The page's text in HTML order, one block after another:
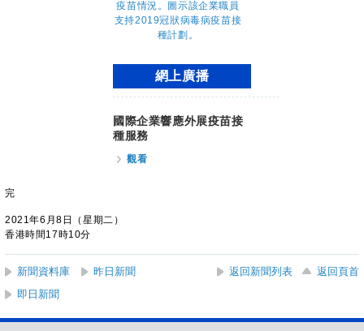
網上廣播
國際企業響應外展疫苗接
種服務
觀看
完
2021年6月8日（星期二）
香港時間17時10分
新聞資料庫 昨日新聞 返回新聞列表
返回頁首
即日新聞